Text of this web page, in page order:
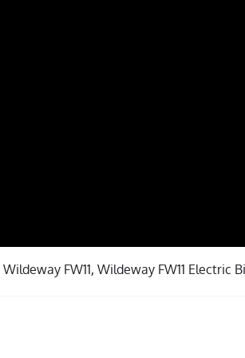
Wildeway FW11, Wildeway FW11 Electric